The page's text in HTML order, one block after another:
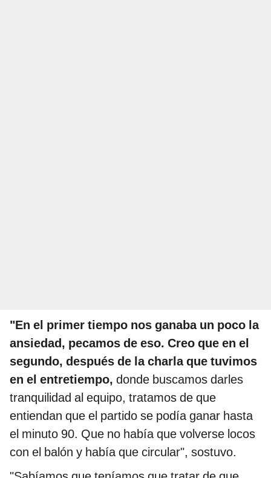
"En el primer tiempo nos ganaba un poco la
ansiedad, pecamos de eso. Creo que en el
segundo, después de la charla que tuvimos
en el entretiempo, donde buscamos darles
tranquilidad al equipo, tratamos de que
entiendan que el partido se podía ganar hasta
el minuto 90. Que no había que volverse locos
con el balón y había que circular", sostuvo.